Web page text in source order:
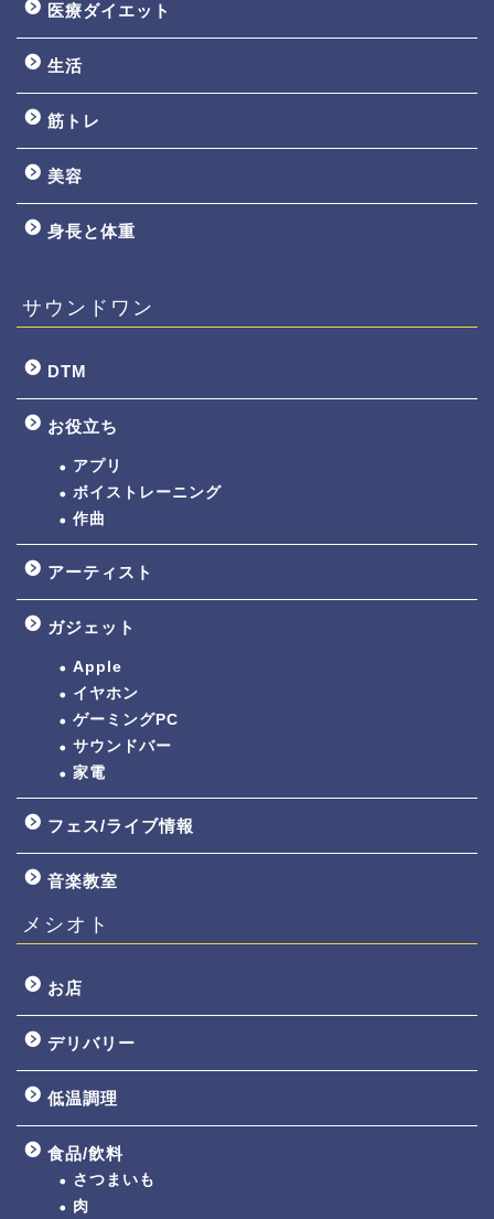
医療ダイエット
生活
筋トレ
美容
身長と体重
サウンドワン
DTM
お役立ち
アプリ
ボイストレーニング
作曲
アーティスト
ガジェット
Apple
イヤホン
ゲーミングPC
サウンドバー
家電
フェス/ライブ情報
音楽教室
メシオト
お店
デリバリー
低温調理
食品/飲料
さつまいも
肉